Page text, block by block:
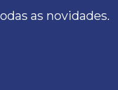
as novidades.